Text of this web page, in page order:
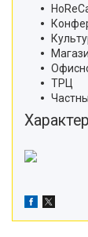
ТРЦ